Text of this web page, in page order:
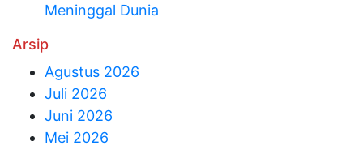
Meninggal Dunia
Arsip
Agustus 2026
Juli 2026
Juni 2026
Mei 2026